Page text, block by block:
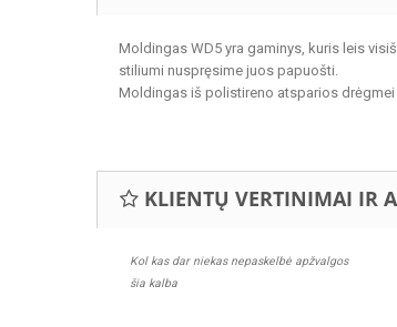
Moldingas WD5 yra gaminys, kuris leis
stiliumi nuspręsime juos papuošti.
Moldingas iš polistireno atsparios
KLIENTŲ VERTINIMAI IR
Kol kas dar niekas nepaskelbė apžvalgos
šia kalba